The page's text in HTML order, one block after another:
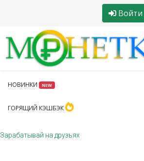
Войти
НОВИНКИ NEW
ГОРЯЩИЙ КЭШБЭК
Зарабатывай на друзьях